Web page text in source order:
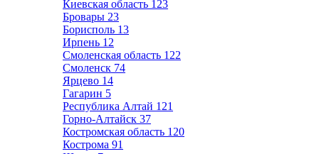
Киевская область 123
Бровары 23
Борисполь 13
Ирпень 12
Смоленская область 122
Смоленск 74
Ярцево 14
Гагарин 5
Республика Алтай 121
Горно-Алтайск 37
Костромская область 120
Кострома 91